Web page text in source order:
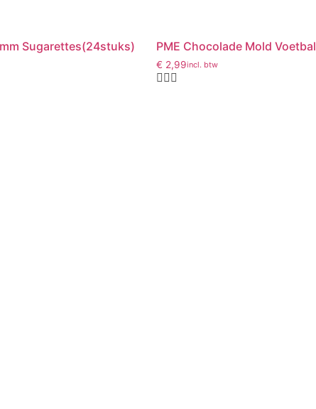
Sugarettes(24stuks) PME Chocolade Mold Voetbal
€ 2,99incl. btw